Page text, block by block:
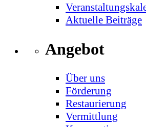
Aktuelle Beiträge
Angebot
Über uns
Förderung
Restaurierung
Vermittlung